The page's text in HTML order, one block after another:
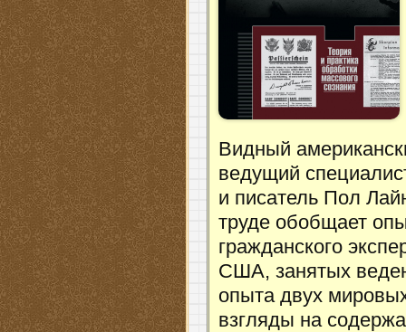
Видный
ведущий
и писатель Пол
труде обобщает
гражданского
США, занятых
опыта двух
взгляды на